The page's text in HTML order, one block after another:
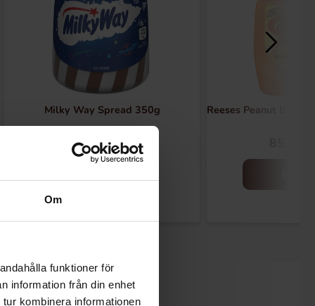
Om
funktioner för
information från din enhet
kombinera informationen
Milky Way Spread 350g
79.90 kr
Reeses Peanut